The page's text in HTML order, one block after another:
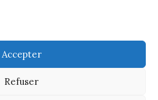
Accepter
Refuser
& confidentialité